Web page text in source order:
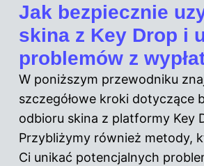
Jak bezpiecznie
skina z Key Drop i
problemów z
W poniższym przewodniku
szczegółowe kroki dotyczące
odbioru skina z platformy Key
Przybliżymy również metody,
Ci unikać potencjalnych